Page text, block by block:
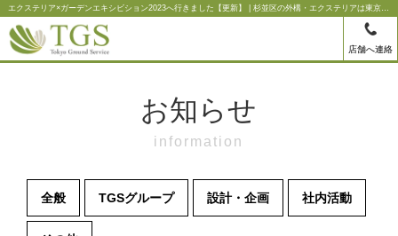
エクステリア×ガーデンエキシビション2023へ行きました【更新】 | 杉並区の外構・エクステリアは東京グラウンドサービス
店舗へ連絡
お知らせ
information
全般 TGSグループ 設計・企画 社内活動